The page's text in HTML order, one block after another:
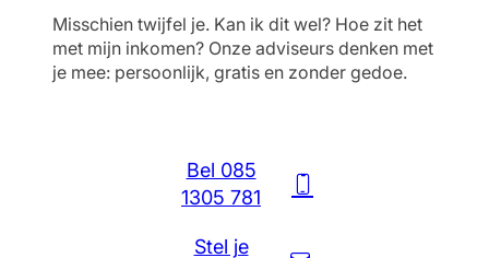
Misschien twijfel je. Kan ik dit wel? Hoe zit het
met mijn inkomen? Onze adviseurs denken met
je mee: persoonlijk, gratis en zonder gedoe.
Bel 085
1305 781
Stel je